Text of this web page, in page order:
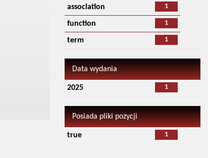
1
association
1
function
1
term
Data wydania
1
2025
Posiada pliki pozycji
1
true